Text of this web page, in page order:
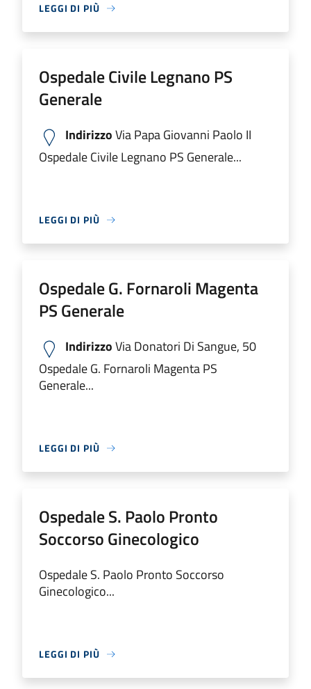
LEGGI DI PIÙ
Ospedale Civile Legnano PS
Generale
IndirizzoVia Papa Giovanni Paolo II
Ospedale Civile Legnano PS Generale...
LEGGI DI PIÙ
Ospedale G. Fornaroli Magenta
PS Generale
IndirizzoVia Donatori Di Sangue, 50
Ospedale G. Fornaroli Magenta PS
Generale...
LEGGI DI PIÙ
Ospedale S. Paolo Pronto
Soccorso Ginecologico
Ospedale S. Paolo Pronto Soccorso
Ginecologico...
LEGGI DI PIÙ